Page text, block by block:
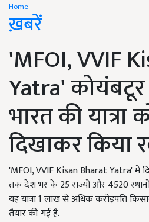
Home
ख़बरें
'MFOI, VVIF
Yatra' कोयंबटूर
भारत की यात्रा
दिखाकर किया
'MFOI, VVIF Kisan Bharat Yatra' में
तक देश भर के 25 राज्यों और 4520
यह यात्रा 1 लाख से अधिक करोड़पति
तैयार की गई है.